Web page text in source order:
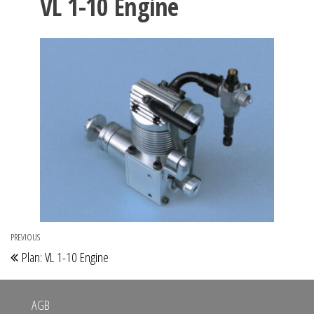
VL 1-10 Engine
Beitragsnavigation
Previous
Post
PREVIOUS
Plan: VL 1-10 Engine
AGB